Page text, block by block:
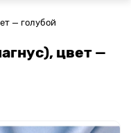
— голубой
цвет —